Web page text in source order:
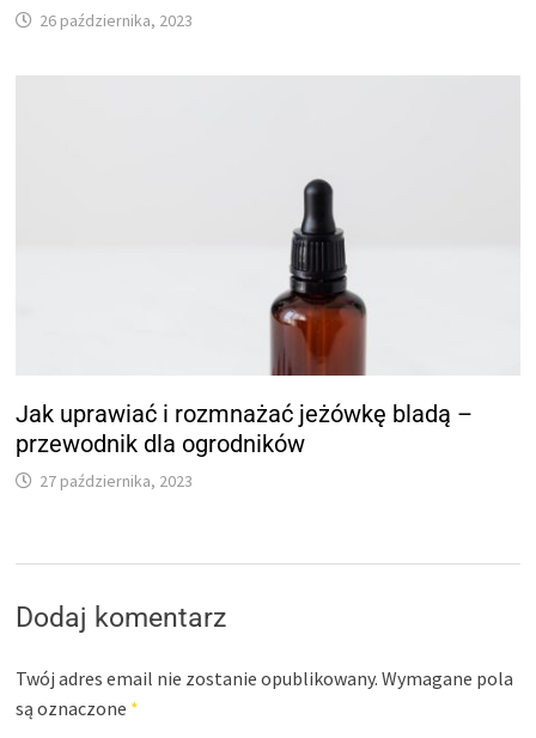
26 października, 2023
Jak uprawiać i rozmnażać jeżówkę bladą –
przewodnik dla ogrodników
27 października, 2023
Dodaj komentarz
Twój adres email nie zostanie opublikowany. Wymagane pola
są oznaczone *